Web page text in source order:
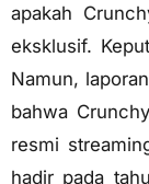
apakah
eksklusif.
Namun,
bahwa
resmi
hadir pada